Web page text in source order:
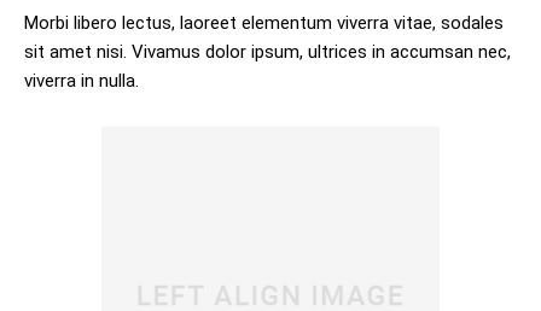
Morbi libero lectus, laoreet elementum viverra vitae, sodales
sit amet nisi. Vivamus dolor ipsum, ultrices in accumsan nec,
viverra in nulla.